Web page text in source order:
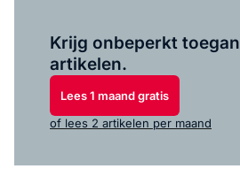
Krijg onbeperkt
artikelen.
Lees 1 maand gratis
of lees 2 artikelen per maand